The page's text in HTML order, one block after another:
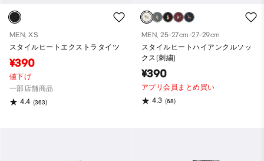
MEN, XS
スタイルヒートエクストラタイツ
¥390
値下げ
一部店舗商品
4.4 (363)
MEN, 25-27cm-27-29cm
スタイルヒートハイアンクルソッ
クス(刺繍)
¥390
アプリ会員まとめ買い
4.3 (68)